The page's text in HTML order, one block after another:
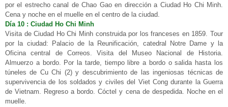
por el estrecho canal de Chao Gao en dirección a Ciudad Ho Chi Minh.
Cena y noche en el muelle en el centro de la ciudad.
Día 10 : Ciudad Ho Chi Minh
Visita de Ciudad Ho Chi Minh construida por los franceses en 1859. Tour
por la ciudad: Palacio de la Reunificación, catedral Notre Dame y la
Oficina central de Correos. Visita del Museo Nacional de Historia.
Almuerzo a bordo. Por la tarde, tiempo libre a bordo o salida hasta los
túneles de Cu Chi (2) y descubrimiento de las ingeniosas técnicas de
supervivencia de los soldados y civiles del Viet Cong durante la Guerra
de Vietnam. Regreso a bordo. Cóctel y cena de despedida. Noche en el
muelle.